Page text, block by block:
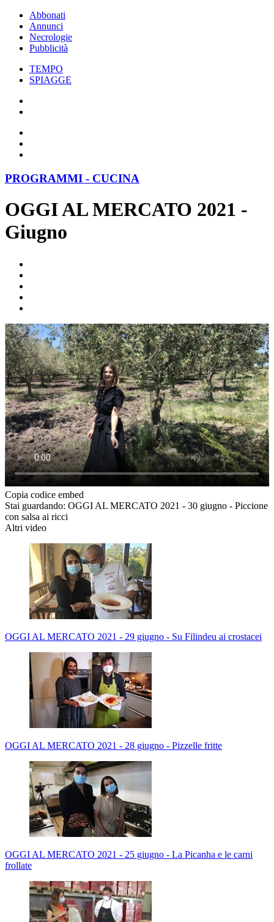
Abbonati
Annunci
Necrologie
Pubblicità
TEMPO
SPIAGGE
PROGRAMMI - CUCINA
OGGI AL MERCATO 2021 -
Giugno
Copia codice embed
Stai guardando: OGGI AL MERCATO 2021 - 30 giugno - Piccione
con salsa ai ricci
Altri video
OGGI AL MERCATO 2021 - 29 giugno - Su Filindeu ai crostacei
OGGI AL MERCATO 2021 - 28 giugno - Pizzelle fritte
OGGI AL MERCATO 2021 - 25 giugno - La Picanha e le carni
frollate